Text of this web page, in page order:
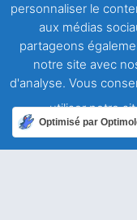
personnaliser le
aux médias
partageons
notre site avec
d'analyse. Vous
utiliser notre
Optimisé par